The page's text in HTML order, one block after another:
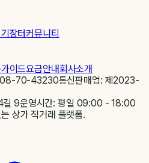
장터커뮤니티
이드요금안내회사소개
70-43230통신판매업: 제2023-
길 9운영시간: 평일 09:00 - 18:00
상가 직거래 플랫폼.